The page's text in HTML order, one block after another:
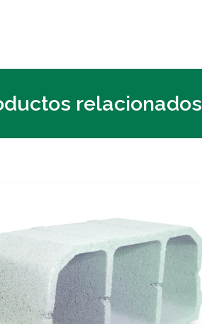
relacionados